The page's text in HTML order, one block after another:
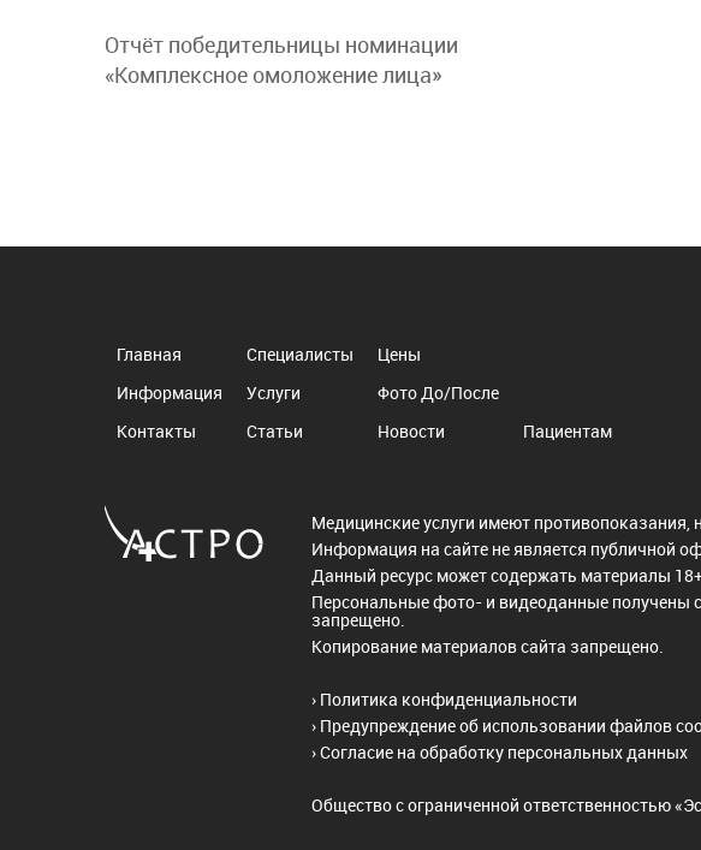
Отчёт победительницы номинации
«Комплексное омоложение лица»
Главная Специалисты
Цены
Информация
Услуги
Фото До/После
Контакты
Статьи Новости Пациентам
Медицинские услуги имеют противопоказания,
Информация на сайте не является публичной
Данный ресурс может содержать материалы
Персональные фото- и видеоданные получены
запрещено.
Копирование материалов сайта запрещено.
› Политика конфиденциальности
› Предупреждение об использовании файлов
›Согласие на обработку персональных данных
Общество с ограниченной ответственностью